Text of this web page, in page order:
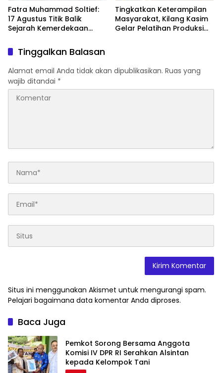
Fatra Muhammad Soltief:
17 Agustus Titik Balik
Sejarah Kemerdekaan
Tingkatkan Keterampilan
Masyarakat, Kilang Kasim
Gelar Pelatihan Produksi
Tinggalkan Balasan
Alamat email Anda tidak akan dipublikasikan. Ruas yang
wajib ditandai *
Situs ini menggunakan Akismet untuk mengurangi spam.
Pelajari bagaimana data komentar Anda diproses.
Baca Juga
Pemkot Sorong Bersama Anggota
Komisi IV DPR RI Serahkan Alsintan
kepada Kelompok Tani